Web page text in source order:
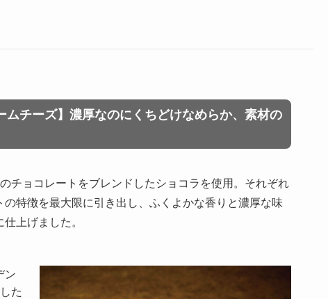
ムチーズ】濃厚なのにくちどけなめらか、素材の
チョコレートをブレンドしたショコラを使用。それぞれ
特徴を最大限に引き出し、ふくよかな香りと濃厚な味
上げました。
ン
た